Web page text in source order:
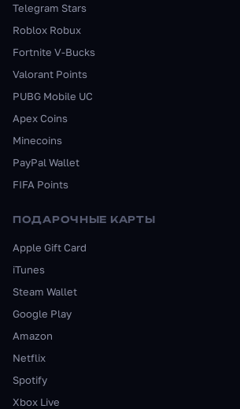
Telegram Stars
Roblox Robux
Fortnite V-Bucks
Valorant Points
PUBG Mobile UC
Apex Coins
Minecoins
PayPal Wallet
FIFA Points
ПОДАРОЧНЫЕ КАРТЫ
Apple Gift Card
iTunes
Steam Wallet
Google Play
Amazon
Netflix
Spotify
Xbox Live